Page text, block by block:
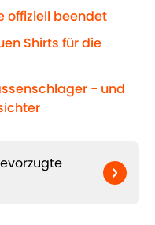
offiziell beendet
Shirts für die
- und